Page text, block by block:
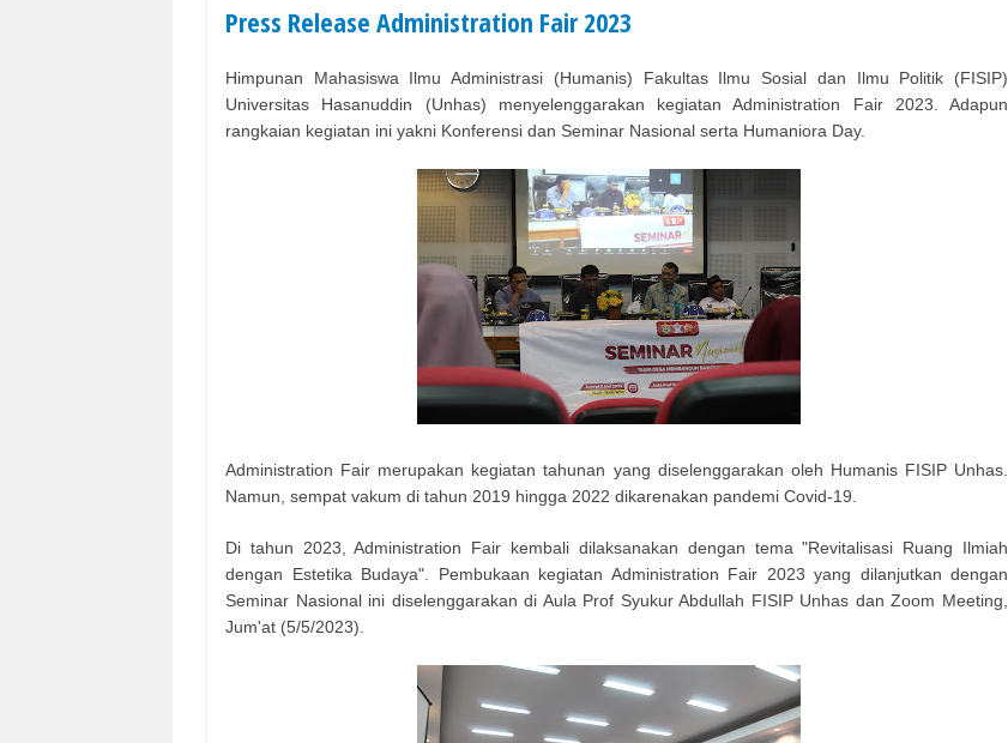
Press Release Administration Fair 2023
Himpunan Mahasiswa Ilmu Administrasi (Humanis) Fakultas Ilmu Sosial dan Ilmu Politik (FISIP)
Universitas Hasanuddin (Unhas) menyelenggarakan kegiatan Administration Fair 2023. Adapun
rangkaian kegiatan ini yakni Konferensi dan Seminar Nasional serta Humaniora Day.
Administration Fair merupakan kegiatan tahunan yang diselenggarakan oleh Humanis FISIP Unhas.
Namun, sempat vakum di tahun 2019 hingga 2022 dikarenakan pandemi Covid-19.
Di tahun 2023, Administration Fair kembali dilaksanakan dengan tema "Revitalisasi Ruang Ilmiah
dengan Estetika Budaya". Pembukaan kegiatan Administration Fair 2023 yang dilanjutkan dengan
Seminar Nasional ini diselenggarakan di Aula Prof Syukur Abdullah FISIP Unhas dan Zoom Meeting,
Jum'at (5/5/2023).